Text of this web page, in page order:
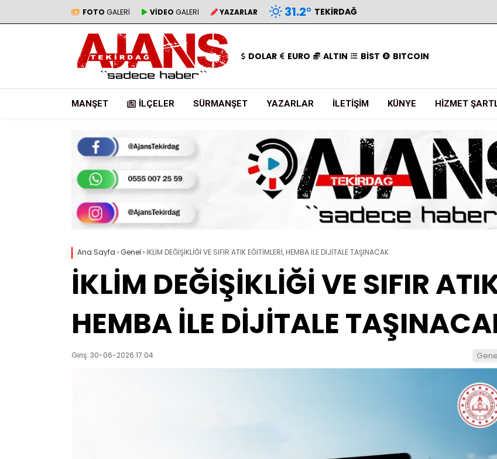
FOTO GALERİ VİDEO GALERİ YAZARLAR 31.2° TEKIRDAĞ
DOLAR EURO ALTIN BİST BITCOIN
MANŞET İLÇELER SÜRMANŞET YAZARLAR İLETIŞIM KÜNYE HIZMET
Ana Sayfa ›Genel › İKLİM DEĞİŞİKLİĞİ VE SIFIR ATIK EĞİTİMLERİ, HEMBA İLE DİJİTALE TAŞINACAK
İKLİM DEĞİŞİKLİĞİ VE SIFIR
HEMBA İLE DİJİTALE
Giriş: 30-06-2026 17:04